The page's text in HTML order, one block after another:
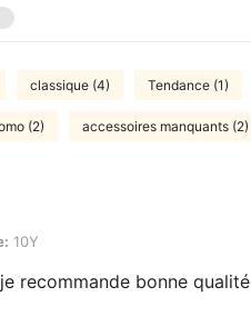
classique (4) Tendance (1)
(2) accessoires manquants (2)
10Y
recommande bonne qualité